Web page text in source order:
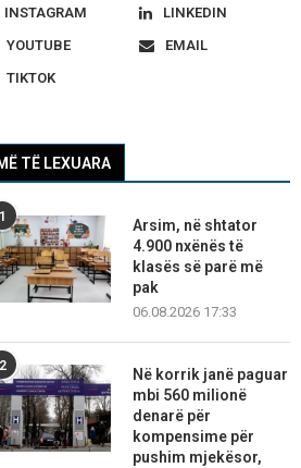
INSTAGRAM
LINKEDIN
YOUTUBE
EMAIL
TIKTOK
TË LEXUARA
1
Arsim, në shtator
4.900 nxënës të
klasës së parë më
pak
06.08.2026 17:33
2
Në korrik janë paguar
mbi 560 milionë
denarë për
kompensime për
pushim mjekësor,